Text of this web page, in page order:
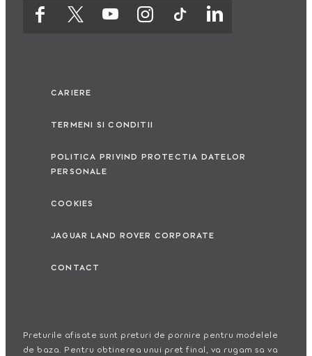
CARIERE
TERMENI SI CONDITII
POLITICA PRIVIND PROTECTIA DATELOR
PERSONALE
COOKIES
JAGUAR LAND ROVER CORPORATE
CONTACT
Preturile afisate sunt preturi de pornire pentru modelele
de baza. Pentru obtinerea unui pret final, va rugam sa va